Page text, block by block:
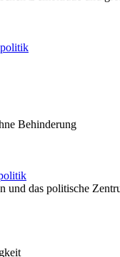
Behinderung
und das politische